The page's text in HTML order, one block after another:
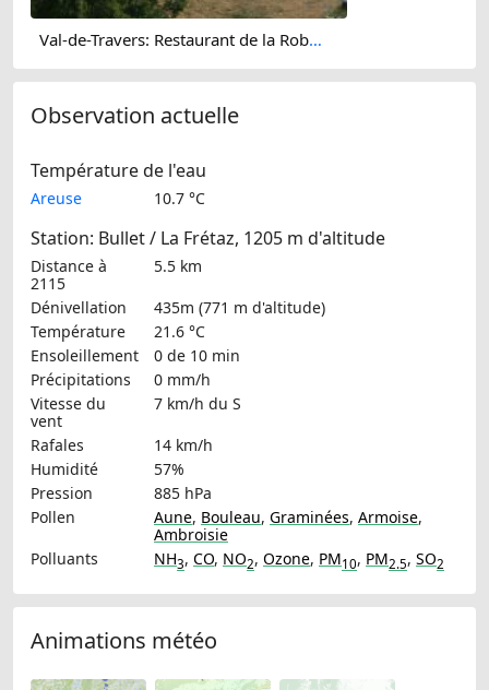
Val-de-Travers: Restaurant de la Robellaz
Observation actuelle
Température de l'eau
Areuse 10.7 °C
Station: Bullet / La Frétaz, 1205 m d'altitude
Distance à
2115
5.5 km
Dénivellation
435m (771 m d'altitude)
Température
21.6 °C
Ensoleillement
0 de 10 min
Précipitations
0 mm/h
Vitesse du
vent
7 km/h du S
Rafales
14 km/h
Humidité
57%
Pression
885 hPa
Pollen
Aune, Bouleau, Graminées, Armoise,
Ambroisie
Polluants
NH3, CO, NO2, Ozone, PM10, PM2.5, SO2
Animations météo